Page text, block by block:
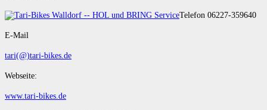
Telefon 06227-359640
E-Mail
tari(@)tari-bikes.de
Webseite:
www.tari-bikes.de